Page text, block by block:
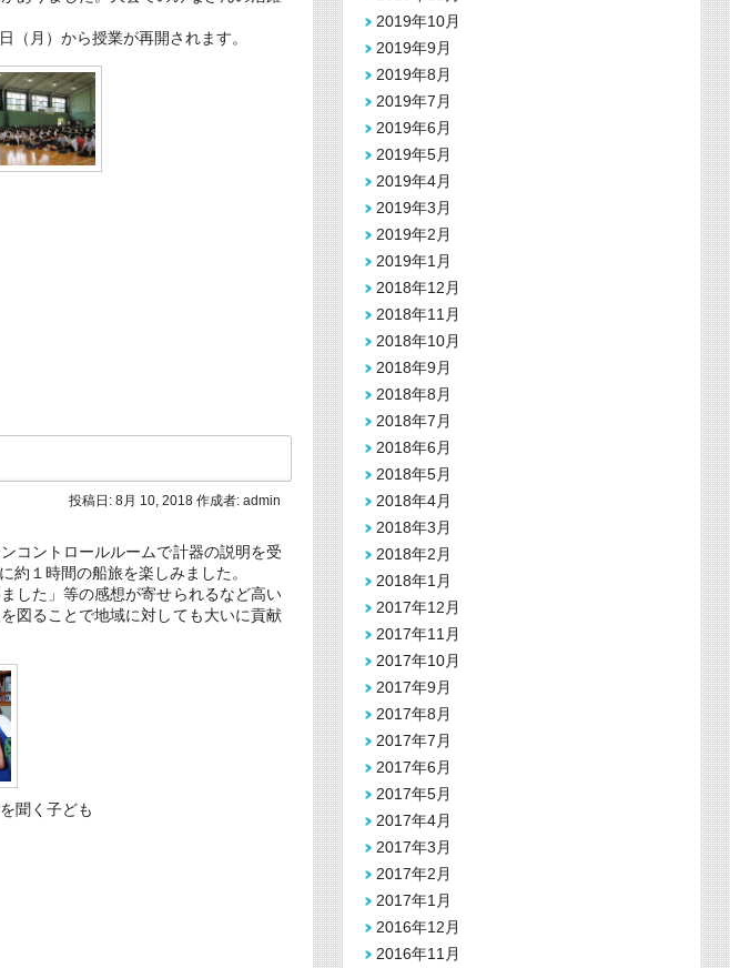
月）から授業が再開されます。
投稿日: 8月 10, 2018 作成者: admin
コントロールルームで計器の説明を受
１時間の船旅を楽しみました。
した」等の感想が寄せられるなど高い
図ることで地域に対しても大いに貢献
聞く子ども
2019年10月
2019年9月
2019年8月
2019年7月
2019年6月
2019年5月
2019年4月
2019年3月
2019年2月
2019年1月
2018年12月
2018年11月
2018年10月
2018年9月
2018年8月
2018年7月
2018年6月
2018年5月
2018年4月
2018年3月
2018年2月
2018年1月
2017年12月
2017年11月
2017年10月
2017年9月
2017年8月
2017年7月
2017年6月
2017年5月
2017年4月
2017年3月
2017年2月
2017年1月
2016年12月
2016年11月